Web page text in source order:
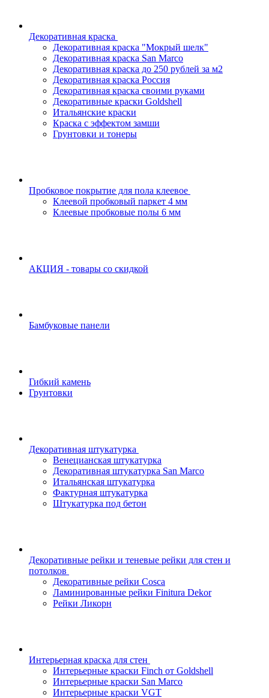
Декоративная краска
Декоративная краска "Мокрый шелк"
Декоративная краска San Marco
Декоративная краска до 250 рублей за м2
Декоративная краска Россия
Декоративная краска своими руками
Декоративные краски Goldshell
Итальянские краски
Краска с эффектом замши
Грунтовки и тонеры
Пробковое покрытие для пола клеевое
Клеевой пробковый паркет 4 мм
Клеевые пробковые полы 6 мм
АКЦИЯ - товары со скидкой
Бамбуковые панели
Гибкий камень
Грунтовки
Декоративная штукатурка
Венецианская штукатурка
Декоративная штукатурка San Marco
Итальянская штукатурка
Фактурная штукатурка
Штукатурка под бетон
Декоративные рейки и теневые рейки для стен и
потолков
Декоративные рейки Cosca
Ламинированные рейки Finitura Dekor
Рейки Ликорн
Интерьерная краска для стен
Интерьерные краски Finch от Goldshell
Интерьерные краски San Marco
Интерьерные краски VGT